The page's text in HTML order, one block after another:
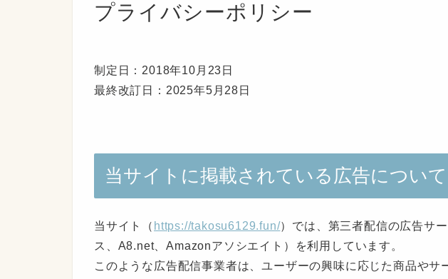
プライバシーポリシー
制定日：2018年10月23日
最終改訂日：2025年5月28日
当サイトに掲載されている広告について
当サイト（ https://takosu6129.fun/）では、第三者配信の広告サ
ス、A8.net、Amazonアソシエイト）を利用しています。
このような広告配信事業者は、ユーザーの興味に応じた商品やサ